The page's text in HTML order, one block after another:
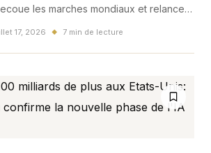
les marches mondiaux et relance
elle tenir?
17, 2026 ◆ 7 min de lecture